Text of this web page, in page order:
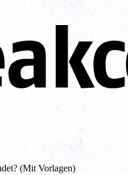
(Mit Vorlagen)